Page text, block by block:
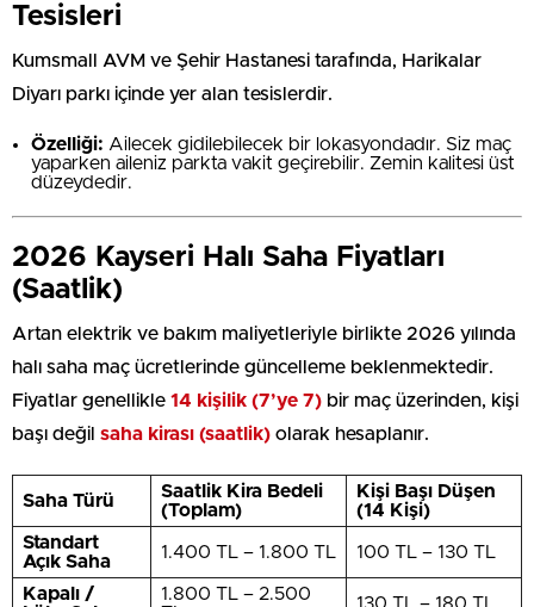
Tesisleri
Kumsmall AVM ve Şehir Hastanesi tarafında, Harikalar
Diyarı parkı içinde yer alan tesislerdir.
Özelliği: Ailecek gidilebilecek bir lokasyondadır. Siz maç
yaparken aileniz parkta vakit geçirebilir. Zemin kalitesi üst
düzeydedir.
2026 Kayseri Halı Saha Fiyatları
(Saatlik)
Artan elektrik ve bakım maliyetleriyle birlikte 2026 yılında
halı saha maç ücretlerinde güncelleme beklenmektedir.
Fiyatlar genellikle 14 kişilik (7’ye 7) bir maç üzerinden, kişi
başı değil saha kirası (saatlik) olarak hesaplanır.
Saha Türü
Saatlik Kira Bedeli
(Toplam)
Kişi Başı Düşen
(14 Kişi)
Standart
Açık Saha
1.400 TL – 1.800 TL 100 TL – 130 TL
Kapalı /
1.800 TL – 2.500
130 TL – 180 TL